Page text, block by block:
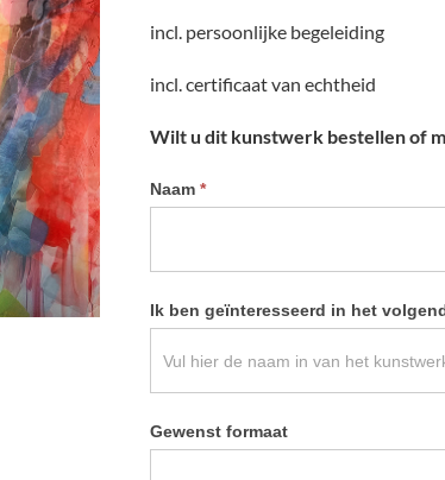
incl. persoonlijke begeleiding
incl. certificaat van echtheid
Wilt u dit kunstwerk bestellen of
Informatie
Naam *
Ik ben geïnteresseerd in het
Gewenst formaat